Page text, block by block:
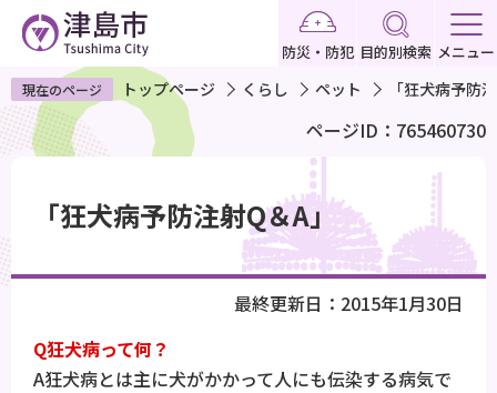
ペ
ー
ジ
で
す
防災・防犯 目的別検索 メニュー
現在のページ トップページ くらし ペット 「狂犬病予防
ページID：765460730
「狂犬病予防注射Q＆A」
最終更新日：2015年1月30日
Q狂犬病って何？
A狂犬病とは主に犬がかかって人にも伝染する病気で